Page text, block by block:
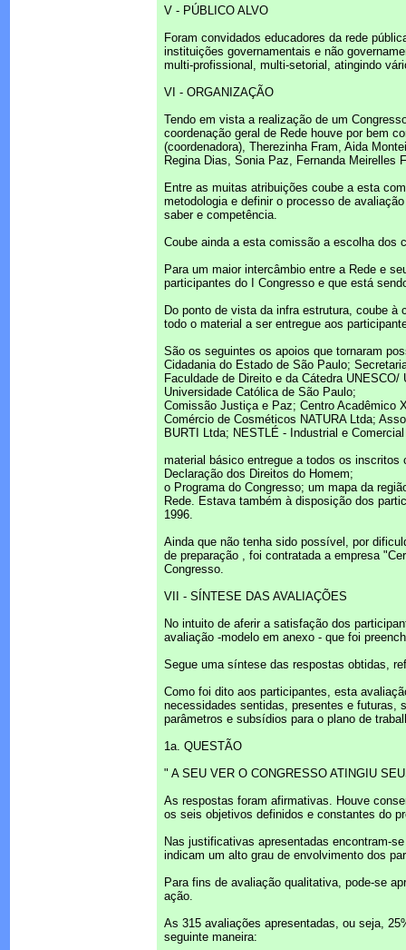
V - PÚBLICO ALVO
Foram convidados educadores da rede
instituições governamentais e não
multi-profissional, multi-setorial, atingindo
VI - ORGANIZAÇÃO
Tendo em vista a realização de um
coordenação geral de Rede houve por bem
(coordenadora), Therezinha Fram, Aida
Regina Dias, Sonia Paz, Fernanda Meirelles
Entre as muitas atribuições coube a esta
metodologia e definir o processo de
saber e competência.
Coube ainda a esta comissão a escolha dos
Para um maior intercâmbio entre a Rede e
participantes do I Congresso e que está
Do ponto de vista da infra estrutura, coube
todo o material a ser entregue aos
São os seguintes os apoios que tornaram
Cidadania do Estado de São Paulo;
Faculdade de Direito e da Cátedra
Universidade Católica de São Paulo;
Comissão Justiça e Paz; Centro Acadêmico
Comércio de Cosméticos NATURA Ltda;
BURTI Ltda; NESTLÉ - Industrial e
material básico entregue a todos os
Declaração dos Direitos do Homem;
o Programa do Congresso; um mapa da
Rede. Estava também à disposição dos
1996.
Ainda que não tenha sido possível, por
de preparação , foi contratada a empresa
Congresso.
VII - SÍNTESE DAS AVALIAÇÕES
No intuito de aferir a satisfação dos
avaliação -modelo em anexo - que foi
Segue uma síntese das respostas obtidas,
Como foi dito aos participantes, esta
necessidades sentidas, presentes e futuras,
parâmetros e subsídios para o plano de
1a. QUESTÃO
" A SEU VER O CONGRESSO ATINGIU
As respostas foram afirmativas. Houve
os seis objetivos definidos e constantes do
Nas justificativas apresentadas encontram-
indicam um alto grau de envolvimento dos
Para fins de avaliação qualitativa, pode-se
ação.
As 315 avaliações apresentadas, ou seja,
seguinte maneira: